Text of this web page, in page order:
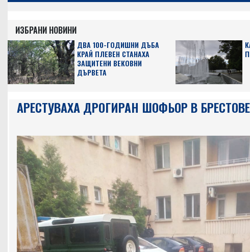
ИЗБРАНИ НОВИНИ
ДВА 100-ГОДИШНИ ДЪБА
КРАЙ ПЛЕВЕН СТАНАХА
ЗАЩИТЕНИ ВЕКОВНИ
ДЪРВЕТА
АРЕСТУВАХА ДРОГИРАН ШОФЬОР В